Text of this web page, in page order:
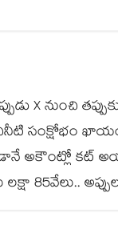
X నుంచి
సంక్షోభం ఖాయం
అకౌంట్లో
లక్షా 85వేలు..